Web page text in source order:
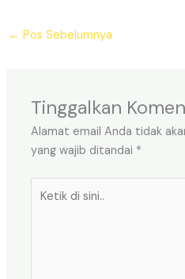
← Pos Sebelumnya
Tinggalkan
Alamat email Anda tidak
yang wajib ditandai *